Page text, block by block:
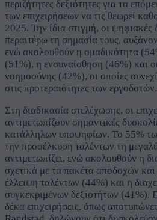
περιζήτητες δεξιότητες για τα
των επιχειρήσεων να τις θεωρεί
2025. Την ίδια στιγμή, οι ψηφιακές
περαιτέρω τη σημασία τους,
ενώ ακολουθούν η ομαδικότητα
(51%), η ενσυναίσθηση (46%) και
νοημοσύνης (42%), οι οποίες
στις προτεραιότητες των εργοδοτών.
Στη διαδικασία στελέχωσης, οι
αντιμετωπίζουν σημαντικές
κατάλληλων υποψηφίων. Το 55%
την προσέλκυση ταλέντων τη
αντιμετωπίζει, ενώ ακολουθούν η
σχετικά με τα πακέτα αποδοχών
έλλειψη ταλέντων (44%) και η
συγκεκριμένων δεξιοτήτων (41%).
δέκα επιχειρήσεις, όπως